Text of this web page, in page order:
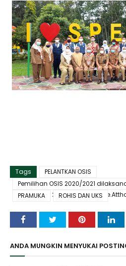
Tags
PELANTKAN OSIS
Pemilihan OSIS 2020/2021
Novemberr 2020 secara
PRAMUKA ROHIS DAN UKS
ANDA MUNGKIN MENYUKAI